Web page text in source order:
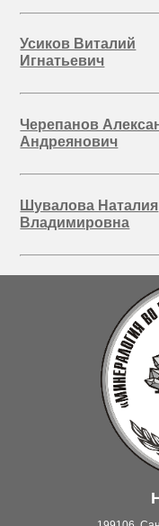
Усиков Виталий
Игнатьевич
Черепанов
Андреянович
Шувалова Наталия
Владимировна